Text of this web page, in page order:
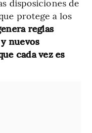
disposiciones de
protege a los
reglas
nuevos
cada vez es